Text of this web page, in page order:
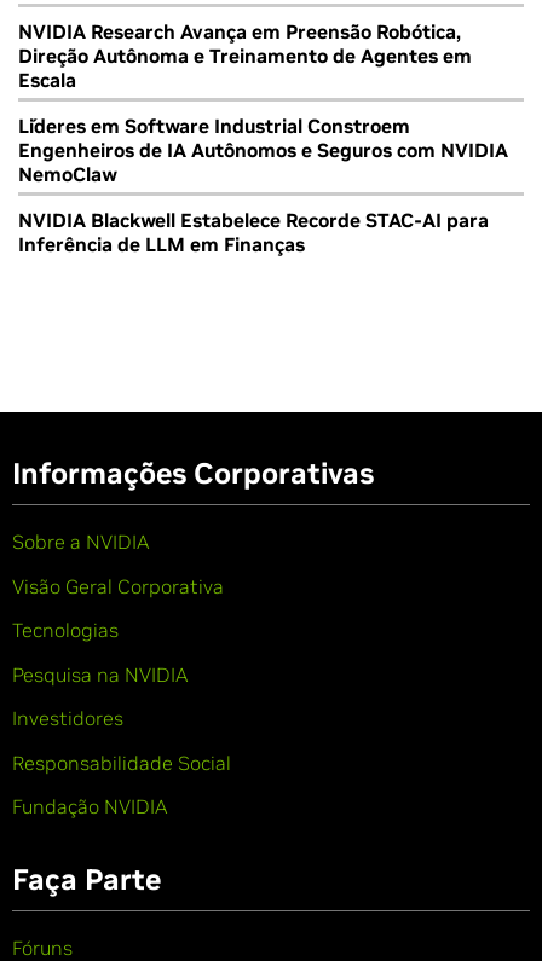
NVIDIA Research Avança em Preensão Robótica,
Direção Autônoma e Treinamento de Agentes em
Escala
Líderes em Software Industrial Constroem
Engenheiros de IA Autônomos e Seguros com NVIDIA
NemoClaw
NVIDIA Blackwell Estabelece Recorde STAC-AI para
Inferência de LLM em Finanças
Informações Corporativas
Sobre a NVIDIA
Visão Geral Corporativa
Tecnologias
Pesquisa na NVIDIA
Investidores
Responsabilidade Social
Fundação NVIDIA
Faça Parte
Fóruns